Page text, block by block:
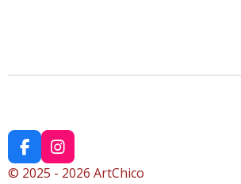
F
a
I
n
© 2025 - 2026 ArtChico